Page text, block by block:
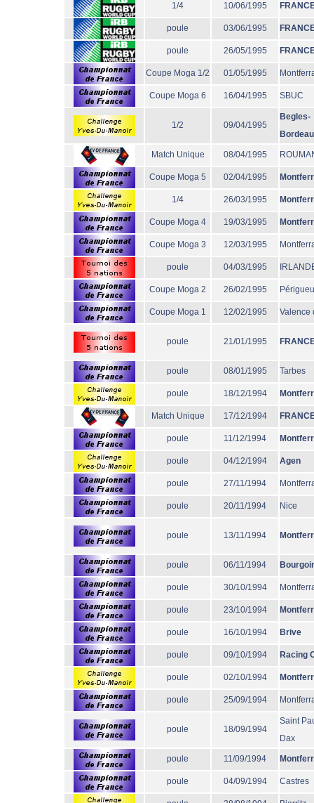
1/4 10/06/1995
poule 03/06/1995
poule 26/05/1995
Coupe Moga 1/2 01/05/1995
Coupe Moga 6 16/04/1995 SBUC
1/2 09/04/1995
Begles-
Match Unique 08/04/1995
Coupe Moga 5 02/04/1995
1/4 26/03/1995
Coupe Moga 4 19/03/1995
Coupe Moga 3 12/03/1995
poule 04/03/1995
Coupe Moga 2 26/02/1995
Coupe Moga 1 12/02/1995 Valence
poule 21/01/1995
poule 08/01/1995 Tarbes
poule 18/12/1994
Match Unique 17/12/1994
poule 11/12/1994
poule 04/12/1994 Agen
poule 27/11/1994
poule 20/11/1994 Nice
poule 13/11/1994
poule 06/11/1994
poule 30/10/1994
poule 23/10/1994
poule 16/10/1994 Brive
poule 09/10/1994 Racing
poule 02/10/1994
poule 25/09/1994
poule 18/09/1994
Saint
Dax
poule 11/09/1994
poule 04/09/1994 Castres